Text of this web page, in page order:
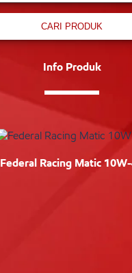
CARI PRODUK
Info Produk
Federal Racing Matic